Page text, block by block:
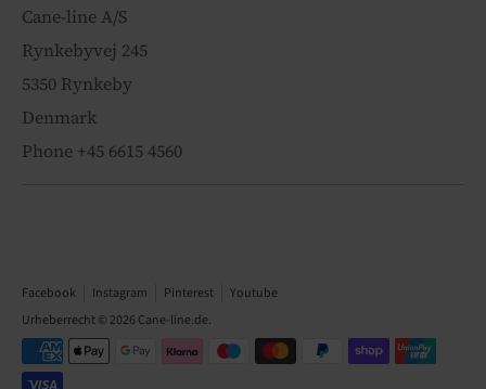
Cane-line A/S
Rynkebyvej 245
5350 Rynkeby
Denmark
Phone +45 6615 4560
Facebook Instagram Pinterest
Youtube
Urheberrecht © 2026 Cane-line.de.
Akzeptierte
Zahlungsarten